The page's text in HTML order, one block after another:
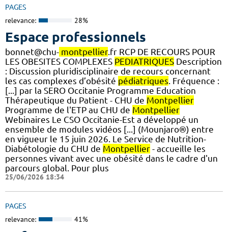
PAGES
relevance: 28%
Espace professionnels
bonnet@chu- montpellier.fr RCP DE RECOURS POUR
LES OBESITES COMPLEXES PEDIATRIQUES Description
: Discussion pluridisciplinaire de recours concernant
les cas complexes d’obésité pédiatriques. Fréquence :
[...] par la SERO Occitanie Programme Education
Thérapeutique du Patient - CHU de Montpellier
Programme de l'ETP au CHU de Montpellier
Webinaires Le CSO Occitanie-Est a développé un
ensemble de modules vidéos [...] (Mounjaro®) entre
en vigueur le 15 juin 2026. Le Service de Nutrition-
Diabétologie du CHU de Montpellier - accueille les
personnes vivant avec une obésité dans le cadre d'un
parcours global. Pour plus
25/06/2026 18:34
PAGES
relevance: 41%